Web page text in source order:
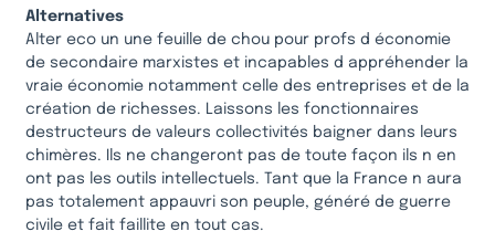
Alternatives
Alter eco un une feuille de chou pour profs d économie
de secondaire marxistes et incapables d appréhender la
vraie économie notamment celle des entreprises et de la
création de richesses. Laissons les fonctionnaires
destructeurs de valeurs collectivités baigner dans leurs
chimères. Ils ne changeront pas de toute façon ils n en
ont pas les outils intellectuels. Tant que la France n aura
pas totalement appauvri son peuple, généré de guerre
civile et fait faillite en tout cas.